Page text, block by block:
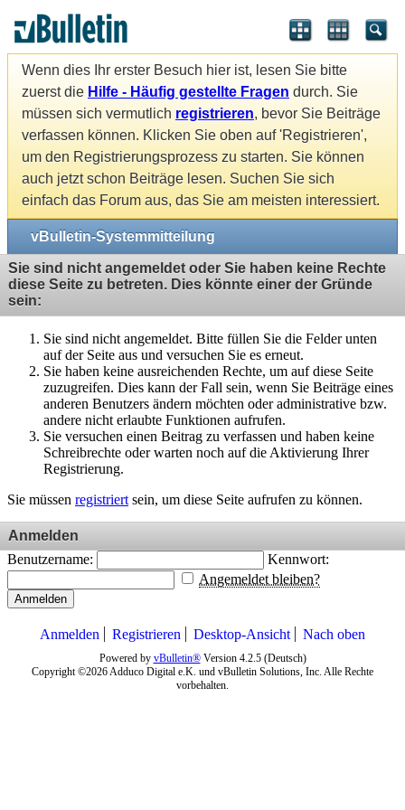
Wenn dies Ihr erster Besuch hier ist, lesen Sie bitte
zuerst die Hilfe - Häufig gestellte Fragen durch. Sie
müssen sich vermutlich registrieren, bevor Sie Beiträge
verfassen können. Klicken Sie oben auf 'Registrieren',
um den Registrierungsprozess zu starten. Sie können
auch jetzt schon Beiträge lesen. Suchen Sie sich
einfach das Forum aus, das Sie am meisten interessiert.
vBulletin-Systemmitteilung
Sie sind nicht angemeldet oder Sie haben keine Rechte
diese Seite zu betreten. Dies könnte einer der Gründe
sein:
Sie sind nicht angemeldet. Bitte füllen Sie die Felder unten
auf der Seite aus und versuchen Sie es erneut.
Sie haben keine ausreichenden Rechte, um auf diese Seite
zuzugreifen. Dies kann der Fall sein, wenn Sie Beiträge eines
anderen Benutzers ändern möchten oder administrative bzw.
andere nicht erlaubte Funktionen aufrufen.
Sie versuchen einen Beitrag zu verfassen und haben keine
Schreibrechte oder warten noch auf die Aktivierung Ihrer
Registrierung.
Sie müssen registriert sein, um diese Seite aufrufen zu können.
Anmelden
Benutzername:
Kennwort:
Angemeldet bleiben?
Anmelden
Anmelden Registrieren Desktop-Ansicht Nach oben
Powered by vBulletin®Version 4.2.5 (Deutsch)
Copyright ©2026 Adduco Digital e.K. und vBulletin Solutions, Inc. Alle Rechte
vorbehalten.